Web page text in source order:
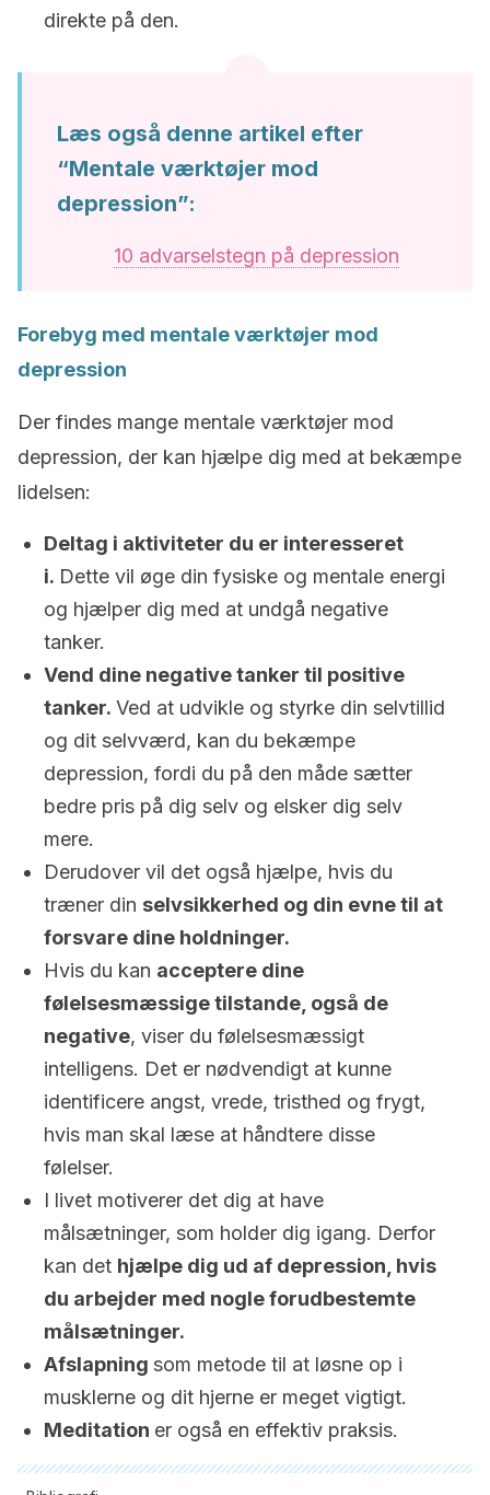
direkte på den.
Læs også denne artikel efter
“Mentale værktøjer mod
depression”:
10 advarselstegn på depression
Forebyg med mentale værktøjer mod
depression
Der findes mange mentale værktøjer mod
depression, der kan hjælpe dig med at bekæmpe
lidelsen:
Deltag i aktiviteter du er interesseret
i. Dette vil øge din fysiske og mentale energi
og hjælper dig med at undgå negative
tanker.
Vend dine negative tanker til positive
tanker. Ved at udvikle og styrke din selvtillid
og dit selvværd, kan du bekæmpe
depression, fordi du på den måde sætter
bedre pris på dig selv og elsker dig selv
mere.
Derudover vil det også hjælpe, hvis du
træner din selvsikkerhed og din evne til at
forsvare dine holdninger.
Hvis du kan acceptere dine
følelsesmæssige tilstande, også de
negative, viser du følelsesmæssigt
intelligens. Det er nødvendigt at kunne
identificere angst, vrede, tristhed og frygt,
hvis man skal læse at håndtere disse
følelser.
I livet motiverer det dig at have
målsætninger, som holder dig igang. Derfor
kan det hjælpe dig ud af depression, hvis
du arbejder med nogle forudbestemte
målsætninger.
Afslapning som metode til at løsne op i
musklerne og dit hjerne er meget vigtigt.
Meditation er også en effektiv praksis.